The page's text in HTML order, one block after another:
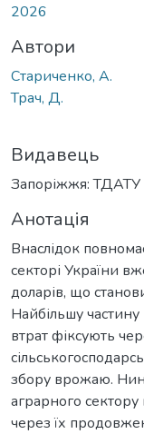
2026
Автори
Стариченко, А.
Трач, Д.
Видавець
Запоріжжя: ТДАТУ
Анотація
Внаслідок
секторі України
доларів, що
Найбільшу частину
втрат фіксують
збору врожаю.
аграрного
через їх